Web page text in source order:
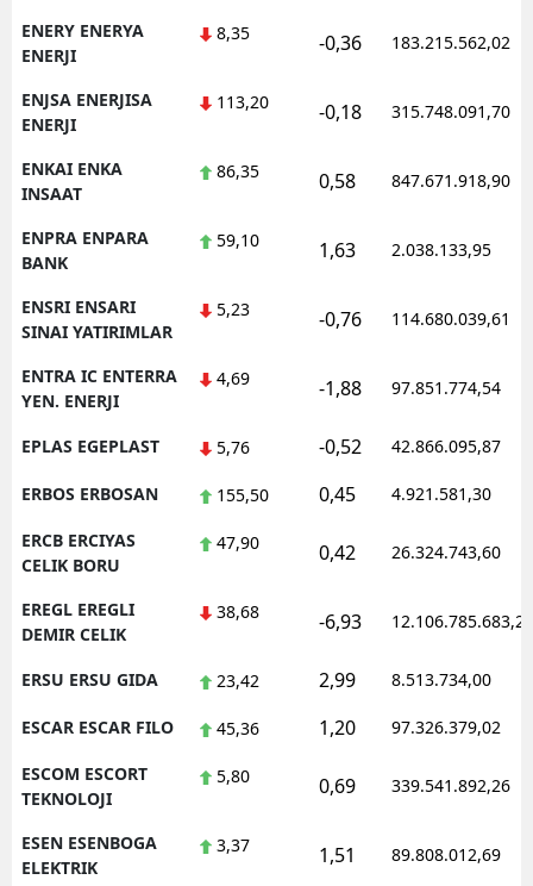
ENERY ENERYA
ENERJI
8,35 -0,36 183.215.562,02
ENJSA ENERJISA
ENERJI
113,20 -0,18 315.748.091,70
ENKAI ENKA
INSAAT
86,35 0,58 847.671.918,90
ENPRA ENPARA
BANK
59,10 1,63 2.038.133,95
ENSRI ENSARI
SINAI YATIRIMLAR
5,23 -0,76 114.680.039,61
ENTRA IC ENTERRA
YEN. ENERJI
4,69 -1,88 97.851.774,54
EPLAS EGEPLAST 5,76 -0,52 42.866.095,87
ERBOS ERBOSAN 155,50 0,45 4.921.581,30
ERCB ERCIYAS
CELIK BORU
47,90 0,42 26.324.743,60
EREGL EREGLI
DEMIR CELIK
38,68 -6,93 12.106.785.683,20
ERSU ERSU GIDA 23,42 2,99 8.513.734,00
ESCAR ESCAR FILO 45,36 1,20 97.326.379,02
ESCOM ESCORT
TEKNOLOJI
5,80 0,69 339.541.892,26
ESEN ESENBOGA
ELEKTRIK
3,37 1,51 89.808.012,69